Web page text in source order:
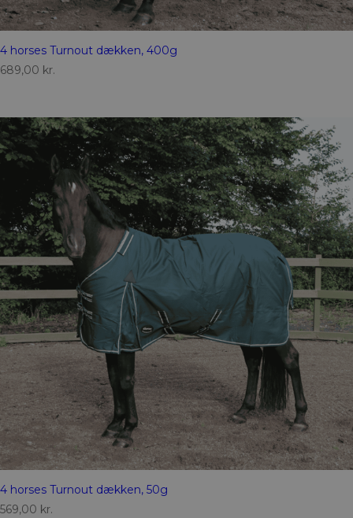
4 horses Turnout dækken, 400g
689,00 kr.
4 horses Turnout dækken, 50g
569,00 kr.